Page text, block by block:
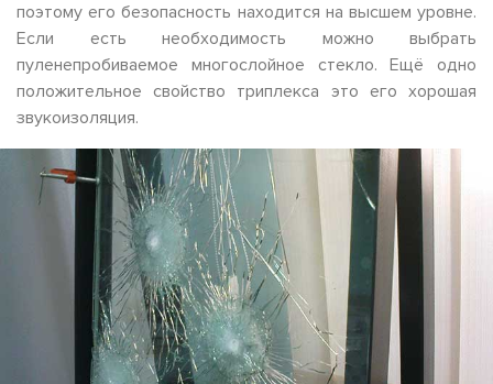
поэтому его безопасность находится на высшем уровне.
Если есть необходимость можно выбрать
пуленепробиваемое многослойное стекло. Ещё одно
положительное свойство триплекса это его хорошая
звукоизоляция.